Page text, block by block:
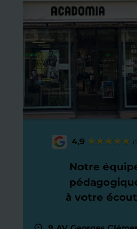
4,9
Notre
à votre